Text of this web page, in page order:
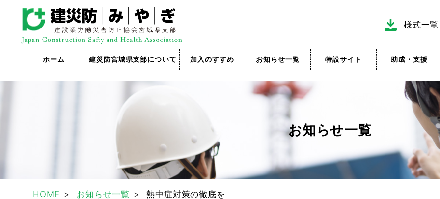
様式一覧
ホーム 建災防宮城県支部について 加入のすすめ お知らせ一覧 特設サイト 助成・支援
お知らせ一覧
HOME お知らせ一覧 熱中症対策の徹底を